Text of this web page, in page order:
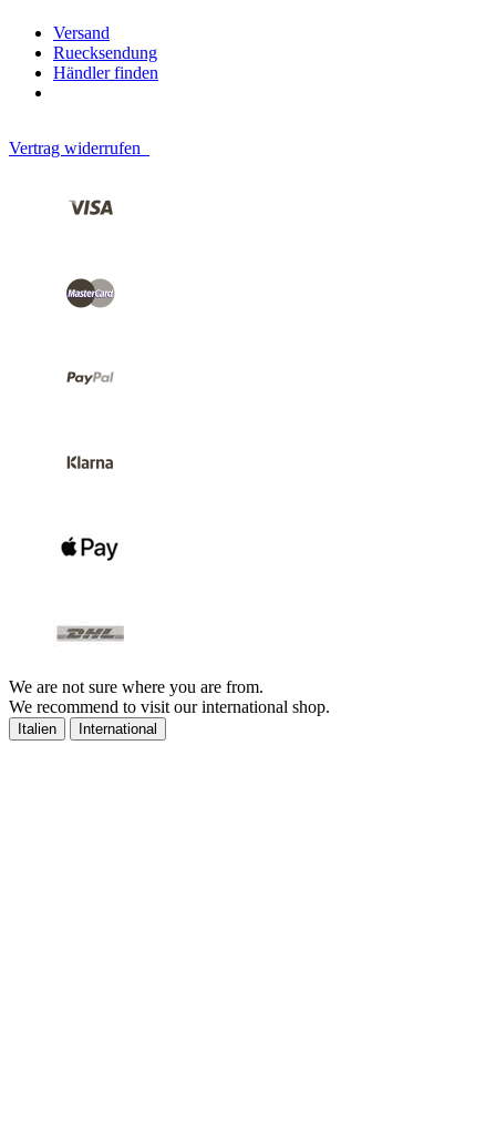
Versand
Ruecksendung
Händler finden
Vertrag widerrufen
We are not sure where you are from.
We recommend to visit our international shop.
Italien International